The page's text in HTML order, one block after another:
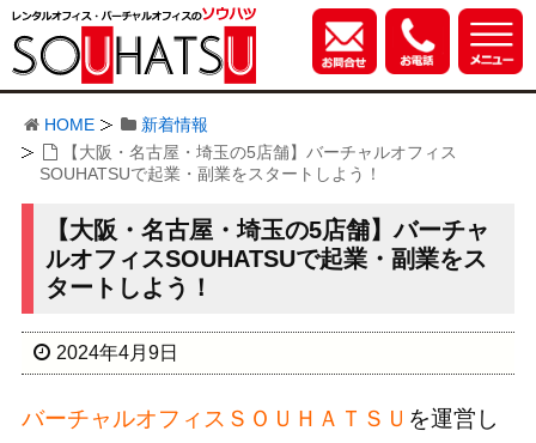
HOME
新着情報
【大阪・名古屋・埼玉の5店舗】バーチャルオフィス
SOUHATSUで起業・副業をスタートしよう！
【大阪・名古屋・埼玉の5店舗】バーチャ
ルオフィスSOUHATSUで起業・副業をス
タートしよう！
2024年4月9日
バーチャルオフィスＳＯＵＨＡＴＳＵ を運営し